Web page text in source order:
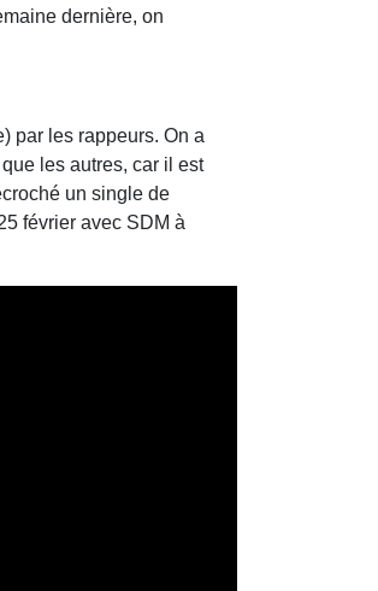
dernière, on
par les rappeurs. On a
les autres, car il est
un single de
février avec SDM à